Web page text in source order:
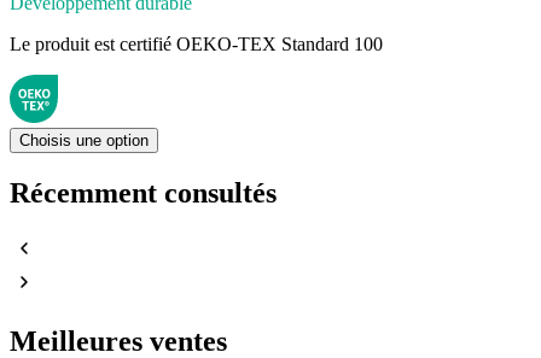
Le produit est certifié OEKO-TEX Standard 100
Choisis une option
Récemment consultés
Meilleures ventes